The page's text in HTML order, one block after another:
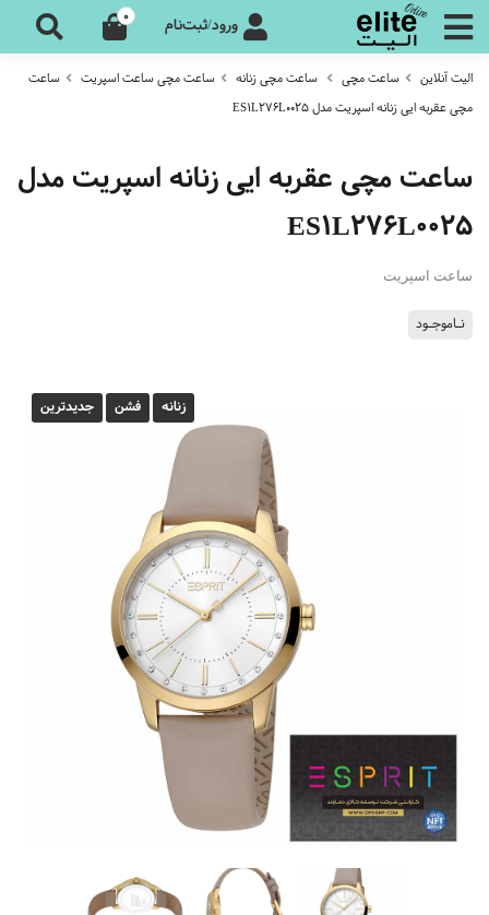
ورود/ثبت‌نام 0
الیت آنلاین ساعت مچی ساعت مچی زنانه ساعت مچی ساعت اسپریت
ساعت
مچی عقربه ایی زنانه اسپریت مدل ES1L276L0025
ساعت مچی عقربه ایی زنانه اسپریت مدل
ES1L276L0025
ساعت اسپریت
نـاموجـود
زنانه فشن جدیدترین